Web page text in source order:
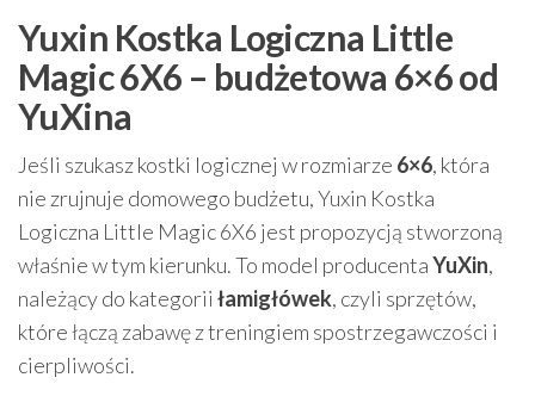
Yuxin Kostka Logiczna Little
Magic 6X6 – budżetowa 6×6 od
YuXina
Jeśli szukasz kostki logicznej w rozmiarze 6×6, która
nie zrujnuje domowego budżetu, Yuxin Kostka
Logiczna Little Magic 6X6 jest propozycją stworzoną
właśnie w tym kierunku. To model producentaYuXin,
należący do kategorii łamigłówek, czyli sprzętów,
które łączą zabawę z treningiem spostrzegawczości i
cierpliwości.